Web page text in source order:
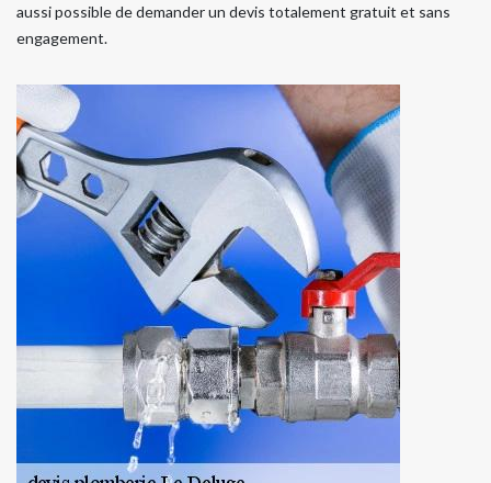
aussi possible de demander un devis totalement gratuit et sans
engagement.